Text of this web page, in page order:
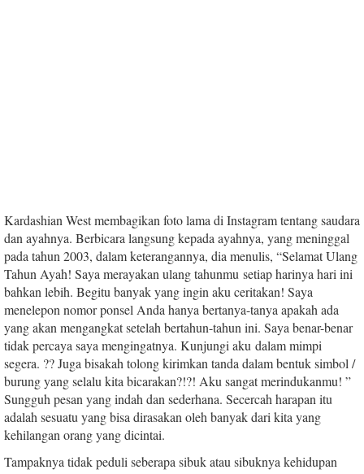
Kardashian West membagikan foto lama di Instagram tentang saudara
dan ayahnya. Berbicara langsung kepada ayahnya, yang meninggal
pada tahun 2003, dalam keterangannya, dia menulis, “Selamat Ulang
Tahun Ayah! Saya merayakan ulang tahunmu setiap harinya hari ini
bahkan lebih. Begitu banyak yang ingin aku ceritakan! Saya
menelepon nomor ponsel Anda hanya bertanya-tanya apakah ada
yang akan mengangkat setelah bertahun-tahun ini. Saya benar-benar
tidak percaya saya mengingatnya. Kunjungi aku dalam mimpi
segera. ?? Juga bisakah tolong kirimkan tanda dalam bentuk simbol /
burung yang selalu kita bicarakan?!?! Aku sangat merindukanmu! ”
Sungguh pesan yang indah dan sederhana. Secercah harapan itu
adalah sesuatu yang bisa dirasakan oleh banyak dari kita yang
kehilangan orang yang dicintai.
Tampaknya tidak peduli seberapa sibuk atau sibuknya kehidupan